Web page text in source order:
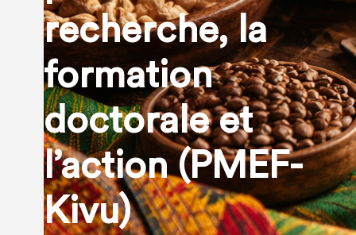
recherche, la
formation
doctorale et
l’action (PMEF-
Kivu)